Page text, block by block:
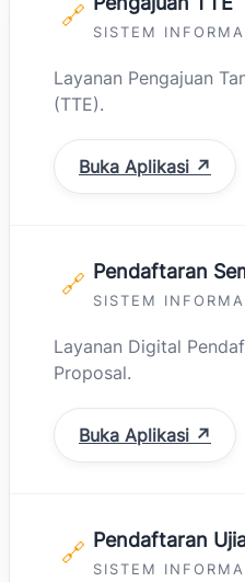
🔗
SISTEM
Layanan Pengajuan
(TTE).
Buka Aplikasi ↗
🔗 Pendaftaran
SISTEM
Layanan Digital
Proposal.
Buka Aplikasi ↗
🔗 Pendaftaran
SISTEM